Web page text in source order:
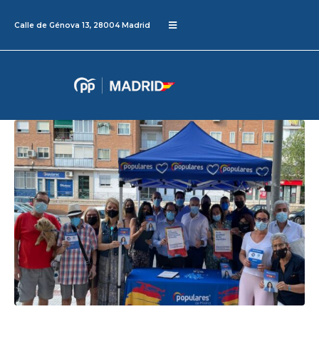
Calle de Génova 13, 28004 Madrid